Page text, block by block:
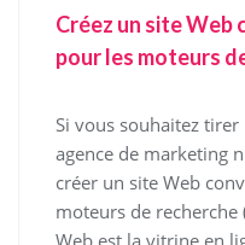
Créez un site
pour les moteurs
Si vous souhaitez
agence de marketing
créer un site Web
moteurs de recherche
Web est la vitrine en